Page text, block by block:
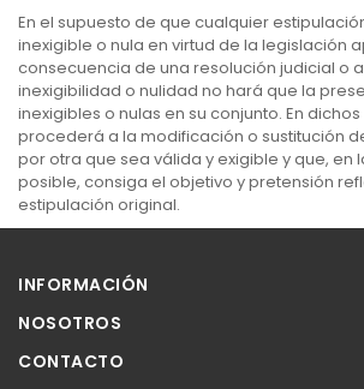
En el supuesto de que cualquier
inexigible o nula en virtud de la legislación
consecuencia de una resolución judicial o
inexigibilidad o nulidad no hará que la
inexigibles o nulas en su conjunto. En
procederá a la modificación o sustitución
por otra que sea válida y exigible y que, en
posible, consiga el objetivo y pretensión
estipulación original.
INFORMACIÓN
NOSOTROS
CONTACTO